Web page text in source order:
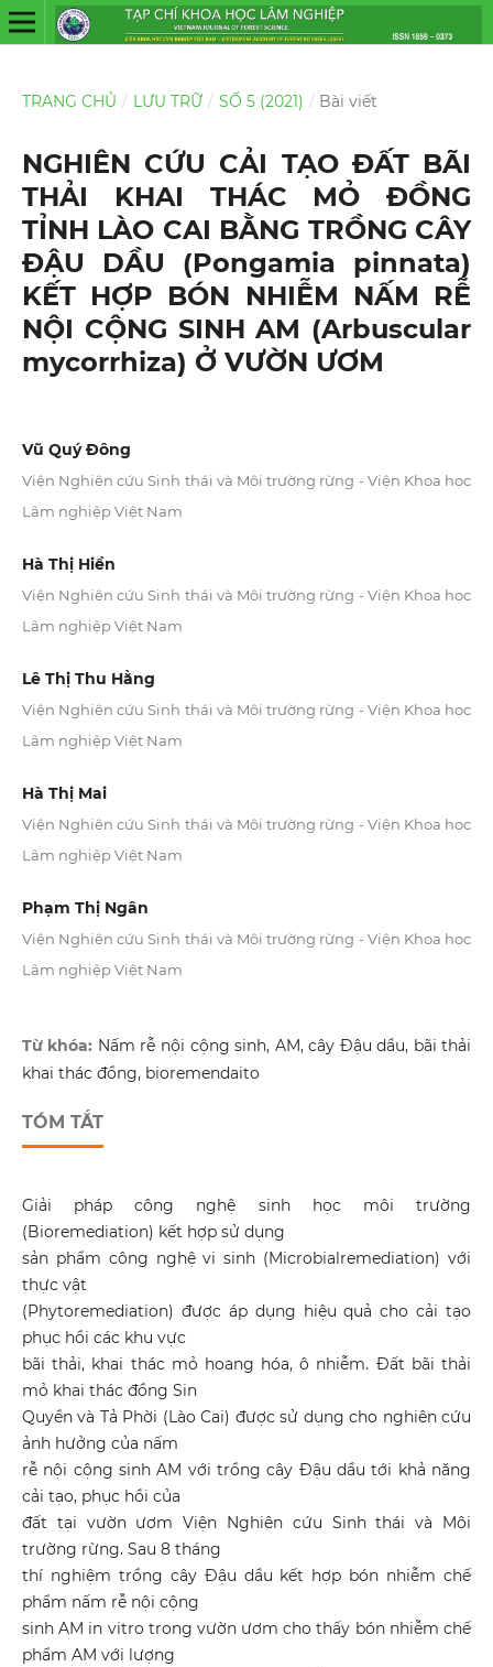
TRANG CHỦ / LƯU TRỮ / SỐ 5 (2021) / Bài viết
NGHIÊN CỨU CẢI TẠO ĐẤT BÃI
THẢI KHAI THÁC MỎ ĐỒNG
TỈNH LÀO CAI BẰNG TRỒNG CÂY
ĐẬU DẦU (Pongamia pinnata)
KẾT HỢP BÓN NHIỄM NẤM RỄ
NỘI CỘNG SINH AM (Arbuscular
mycorrhiza) Ở VƯỜN ƯƠM
Vũ Quý Đông
Viện Nghiên cứu Sinh thái và Môi trường rừng - Viện Khoa học
Lâm nghiệp Việt Nam
Hà Thị Hiền
Viện Nghiên cứu Sinh thái và Môi trường rừng - Viện Khoa học
Lâm nghiệp Việt Nam
Lê Thị Thu Hằng
Viện Nghiên cứu Sinh thái và Môi trường rừng - Viện Khoa học
Lâm nghiệp Việt Nam
Hà Thị Mai
Viện Nghiên cứu Sinh thái và Môi trường rừng - Viện Khoa học
Lâm nghiệp Việt Nam
Phạm Thị Ngân
Viện Nghiên cứu Sinh thái và Môi trường rừng - Viện Khoa học
Lâm nghiệp Việt Nam
Từ khóa: Nấm rễ nội cộng sinh, AM, cây Đậu dầu, bãi thải
khai thác đồng, bioremendaito
TÓM TẮT
Giải pháp công nghệ sinh học môi trường
(Bioremediation) kết hợp sử dụng
sản phẩm công nghệ vi sinh (Microbialremediation) với
thực vật
(Phytoremediation) được áp dụng hiệu quả cho cải tạo
phục hồi các khu vực
bãi thải, khai thác mỏ hoang hóa, ô nhiễm. Đất bãi thải
mỏ khai thác đồng Sin
Quyền và Tả Phời (Lào Cai) được sử dụng cho nghiên cứu
ảnh hưởng của nấm
rễ nội cộng sinh AM với trồng cây Đậu dầu tới khả năng
cải tạo, phục hồi của
đất tại vườn ươm Viện Nghiên cứu Sinh thái và Môi
trường rừng. Sau 8 tháng
thí nghiệm trồng cây Đậu dầu kết hợp bón nhiễm chế
phẩm nấm rễ nội cộng
sinh AM in vitro trong vườn ươm cho thấy bón nhiễm chế
phẩm AM với lượng